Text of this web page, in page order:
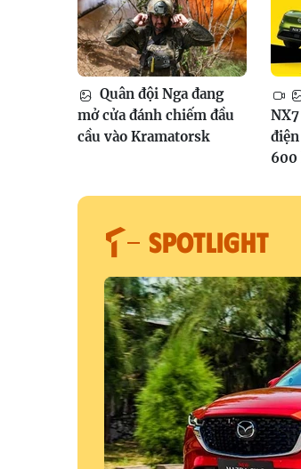
Quân đội Nga đang
mở cửa đánh chiếm đầu
cầu vào Kramatorsk
600
SPOTLIGHT